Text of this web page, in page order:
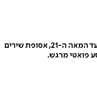
עולם שלם בין שורות: מסין העתיקה ועד המאה ה-21, אסופת שירים
פואטי מרגש.